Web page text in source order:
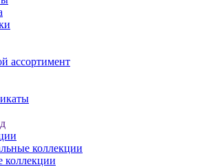
ассортимент
коллекции
коллекции